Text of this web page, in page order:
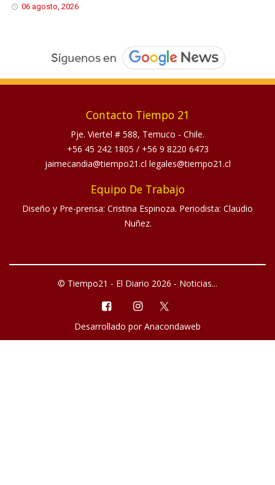
06 agosto, 2026
Contacto Tiempo 21
Pje. Viertel # 588, Temuco - Chile.
+56 45 242 1805 / +56 9 8220 6473
jaimecandia@tiempo21.cl legales@tiempo21.cl
Equipo De Trabajo
Diseño y Pre-prensa: Cristina Espinoza. Periodista: Claudio
Nuñez.
© Tiempo21 - El Diario 2026 - Noticias...
Desarrollado por Anacondaweb